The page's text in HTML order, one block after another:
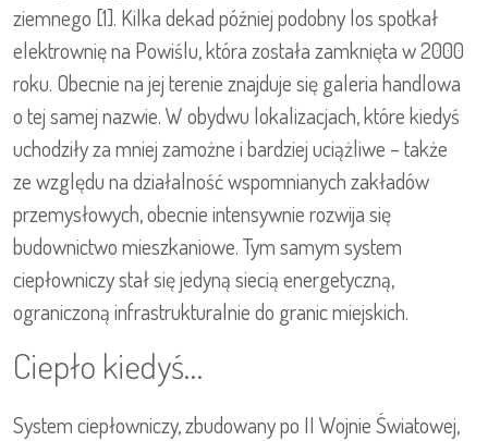
ziemnego [1]. Kilka dekad później podobny los spotkał
elektrownię na Powiślu, która została zamknięta w 2000
roku. Obecnie na jej terenie znajduje się galeria handlowa
o tej samej nazwie. W obydwu lokalizacjach, które kiedyś
uchodziły za mniej zamożne i bardziej uciążliwe – także
ze względu na działalność wspomnianych zakładów
przemysłowych, obecnie intensywnie rozwija się
budownictwo mieszkaniowe. Tym samym system
ciepłowniczy stał się jedyną siecią energetyczną,
ograniczoną infrastrukturalnie do granic miejskich.
Ciepło kiedyś…
System ciepłowniczy, zbudowany po II Wojnie Światowej,